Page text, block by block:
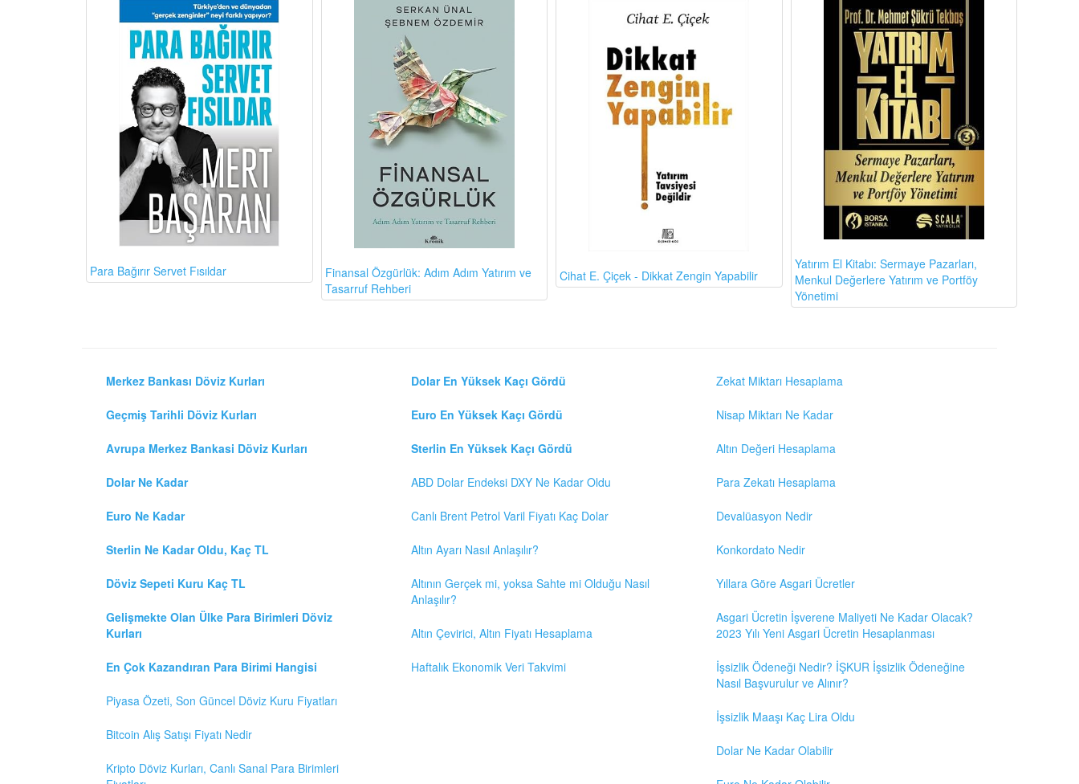
Para Bağırır Servet Fısıldar
Finansal Özgürlük: Adım Adım Yatırım ve
Tasarruf Rehberi
Cihat E. Çiçek - Dikkat Zengin Yapabilir
Yatırım El Kitabı: Sermaye Pazarları,
Menkul Değerlere Yatırım ve Portföy
Yönetimi
Merkez Bankası Döviz Kurları
Geçmiş Tarihli Döviz Kurları
Avrupa Merkez Bankasi Döviz Kurları
Dolar Ne Kadar
Euro Ne Kadar
Sterlin Ne Kadar Oldu, Kaç TL
Döviz Sepeti Kuru Kaç TL
Gelişmekte Olan Ülke Para Birimleri Döviz
Kurları
En Çok Kazandıran Para Birimi Hangisi
Piyasa Özeti, Son Güncel Döviz Kuru Fiyatları
Bitcoin Alış Satışı Fiyatı Nedir
Kripto Döviz Kurları, Canlı Sanal Para Birimleri
Dolar En Yüksek Kaçı Gördü
Euro En Yüksek Kaçı Gördü
Sterlin En Yüksek Kaçı Gördü
ABD Dolar Endeksi DXY Ne Kadar Oldu
Canlı Brent Petrol Varil Fiyatı Kaç Dolar
Altın Ayarı Nasıl Anlaşılır?
Altının Gerçek mi, yoksa Sahte mi Olduğu Nasıl
Anlaşılır?
Altın Çevirici, Altın Fiyatı Hesaplama
Haftalık Ekonomik Veri Takvimi
Zekat Miktarı Hesaplama
Nisap Miktarı Ne Kadar
Altın Değeri Hesaplama
Para Zekatı Hesaplama
Devalüasyon Nedir
Konkordato Nedir
Yıllara Göre Asgari Ücretler
Asgari Ücretin İşverene Maliyeti Ne Kadar Olacak?
2023 Yılı Yeni Asgari Ücretin Hesaplanması
İşsizlik Ödeneği Nedir? İŞKUR İşsizlik Ödeneğine
Nasıl Başvurulur ve Alınır?
İşsizlik Maaşı Kaç Lira Oldu
Dolar Ne Kadar Olabilir